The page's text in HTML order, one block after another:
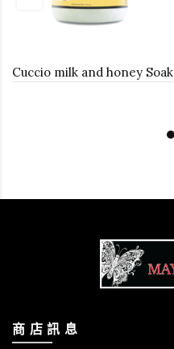
Cuccio milk and honey Soak
商 店 訊 息